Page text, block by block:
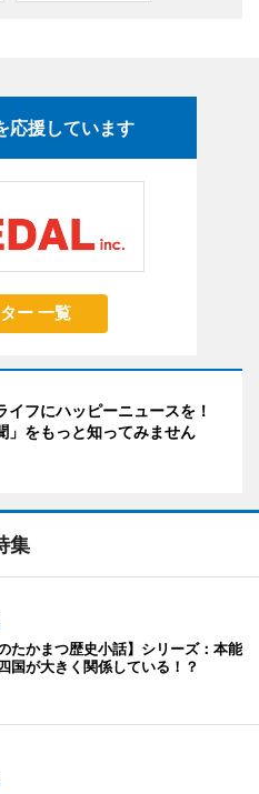
応援しています
ー 一覧
イフにハッピーニュースを！
」をもっと知ってみません
集
のたかまつ歴史小話】シリーズ：本能
国が大きく関係している！？